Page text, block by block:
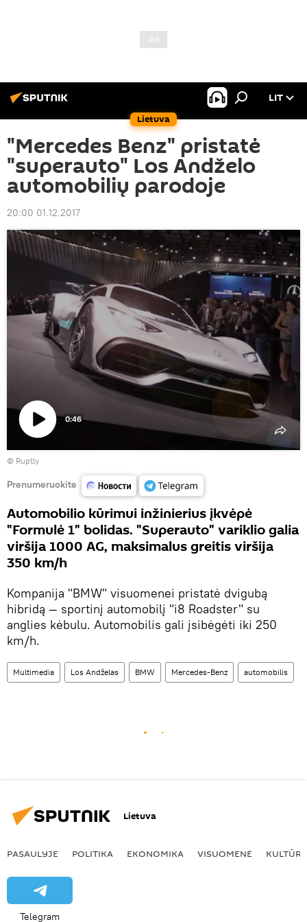
Lietuva
LIT
"Mercedes Benz" pristatė
"superauto" Los Andželo
automobilių parodoje
20:00 01.12.2017
Paleisti
vaizdo
0:46
© Ruptly
Prenumeruokite
Automobilio kūrimui inžinierius įkvėpė
"Formulė 1" bolidas. "Superauto" variklio galia
viršija 1000 AG, maksimalus greitis viršija
350 km/h
Kompanija "BMW" visuomenei pristatė dvigubą
hibridą — sportinį automobilį "i8 Roadster" su
anglies kėbulu. Automobilis gali įsibėgėti iki 250
km/h.
Multimedia Los Andželas BMW Mercedes-Benz automobilis
Lietuva
PASAULYJE POLITIKA EKONOMIKA VISUOMENĖ KULTŪRA
Telegram